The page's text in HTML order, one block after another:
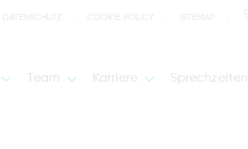
Team Karriere Sprechzeiten